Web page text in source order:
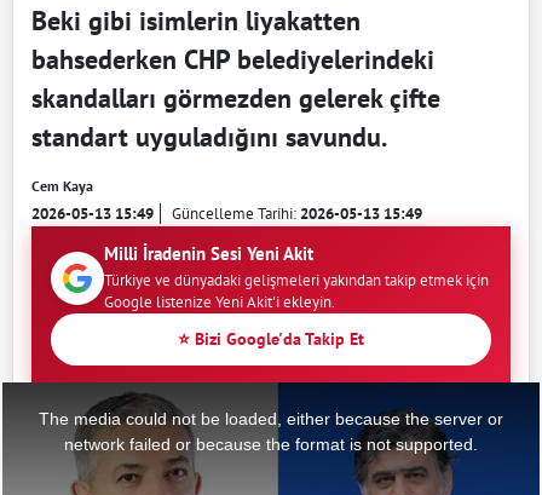
Beki gibi isimlerin liyakatten
bahsederken CHP belediyelerindeki
skandalları görmezden gelerek çifte
standart uyguladığını savundu.
Cem Kaya
2026-05-13 15:49 Güncelleme Tarihi:2026-05-13 15:49
Milli İradenin Sesi Yeni Akit
Türkiye ve dünyadaki gelişmeleri yakından takip etmek için
Google listenize Yeni Akit'i ekleyin.
⭐ Bizi Google'da Takip Et
The media could not be loaded, either because the server or
network failed or because the format is not supported.